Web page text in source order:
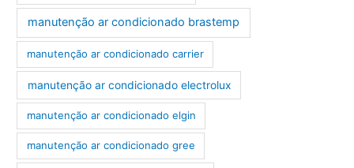
manutenção ar condicionado brastemp
manutenção ar condicionado carrier
manutenção ar condicionado electrolux
manutenção ar condicionado elgin
manutenção ar condicionado gree